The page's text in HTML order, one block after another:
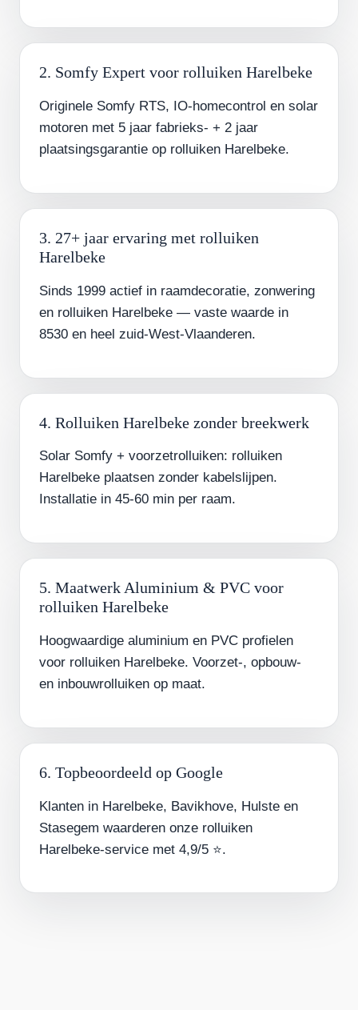
2. Somfy Expert voor rolluiken Harelbeke
Originele Somfy RTS, IO-homecontrol en solar
motoren met 5 jaar fabrieks- + 2 jaar
plaatsingsgarantie op rolluiken Harelbeke.
3. 27+ jaar ervaring met rolluiken
Harelbeke
Sinds 1999 actief in raamdecoratie, zonwering
en rolluiken Harelbeke — vaste waarde in
8530 en heel zuid-West-Vlaanderen.
4. Rolluiken Harelbeke zonder breekwerk
Solar Somfy + voorzetrolluiken: rolluiken
Harelbeke plaatsen zonder kabelslijpen.
Installatie in 45-60 min per raam.
5. Maatwerk Aluminium & PVC voor
rolluiken Harelbeke
Hoogwaardige aluminium en PVC profielen
voor rolluiken Harelbeke. Voorzet-, opbouw-
en inbouwrolluiken op maat.
6. Topbeoordeeld op Google
Klanten in Harelbeke, Bavikhove, Hulste en
Stasegem waarderen onze rolluiken
Harelbeke-service met 4,9/5 ⭐.